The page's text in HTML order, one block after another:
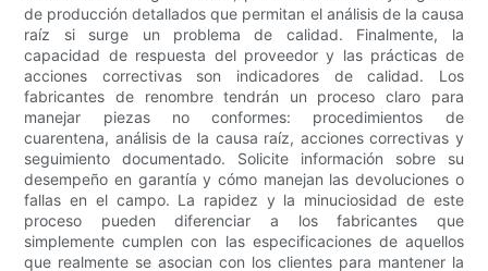
de producción detallados que permitan el análisis de la causa
raíz si surge un problema de calidad. Finalmente, la
capacidad de respuesta del proveedor y las prácticas de
acciones correctivas son indicadores de calidad. Los
fabricantes de renombre tendrán un proceso claro para
manejar piezas no conformes: procedimientos de
cuarentena, análisis de la causa raíz, acciones correctivas y
seguimiento documentado. Solicite información sobre su
desempeño en garantía y cómo manejan las devoluciones o
fallas en el campo. La rapidez y la minuciosidad de este
proceso pueden diferenciar a los fabricantes que
simplemente cumplen con las especificaciones de aquellos
que realmente se asocian con los clientes para mantener la